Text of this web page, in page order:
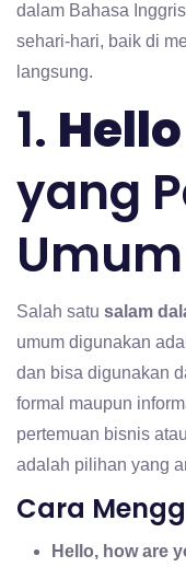
dalam Bahasa
sehari-hari, baik di
langsung.
1. Hello
yang
Umum
Salah satu salam
umum digunakan
dan bisa digunakan
formal maupun
pertemuan bisnis
adalah pilihan yang
Cara
Hello, how are